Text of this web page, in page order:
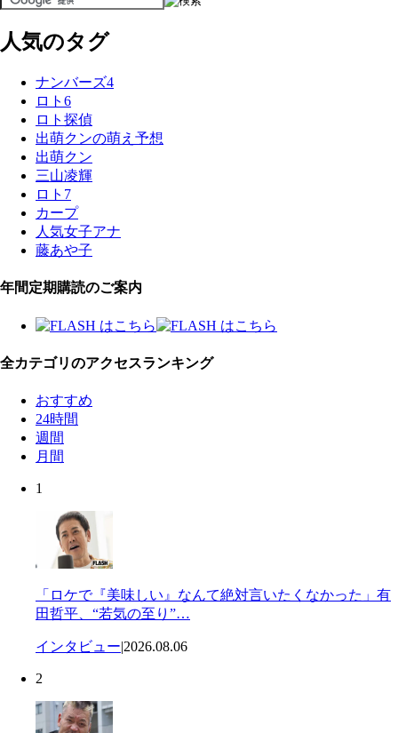
人気のタグ
ナンバーズ4
ロト6
ロト探偵
出萌クンの萌え予想
出萌クン
三山凌輝
ロト7
カープ
人気女子アナ
藤あや子
年間定期購読のご案内
全カテゴリのアクセスランキング
おすすめ
24時間
週間
月間
1
「ロケで『美味しい』なんて絶対言いたくなかった」有
田哲平、“若気の至り”…
インタビュー|2026.08.06
2